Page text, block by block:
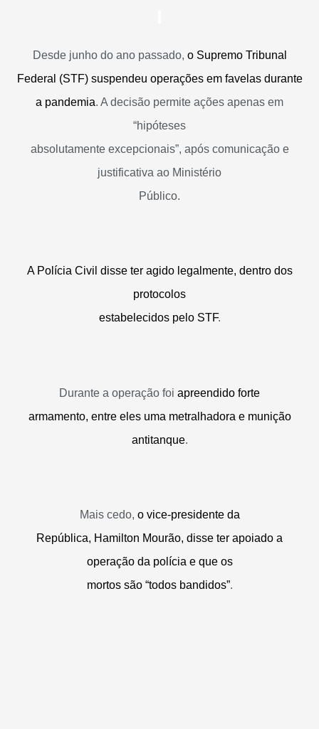
Desde junho do ano passado, o Supremo Tribunal
Federal (STF) suspendeu operações em favelas durante
a pandemia. A decisão permite ações apenas em
“hipóteses
absolutamente excepcionais”, após comunicação e
justificativa ao Ministério
Público.
A Polícia Civil disse ter agido legalmente, dentro dos
protocolos
estabelecidos pelo STF.
Durante a operação foi apreendido forte
armamento, entre eles uma metralhadora e munição
antitanque.
Mais cedo, o vice-presidente da
República, Hamilton Mourão, disse ter apoiado a
operação da polícia e que os
mortos são “todos bandidos”.